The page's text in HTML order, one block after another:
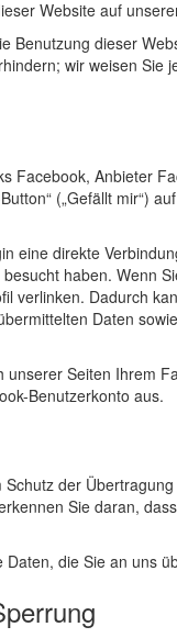
Website auf
Benutzung dieser
wir weisen
Facebook, Anbieter
(„Gefällt mir“)
eine direkte
haben. Wenn
verlinken. Dadurch
Daten
Seiten Ihrem
Benutzerkonto aus.
der
Sie daran,
die Sie an uns